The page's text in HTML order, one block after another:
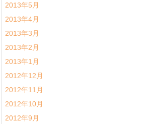
2013年5月
2013年4月
2013年3月
2013年2月
2013年1月
2012年12月
2012年11月
2012年10月
2012年9月